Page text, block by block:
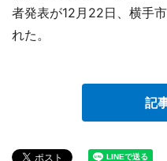
者発表が12月22日、横手
れた。
記